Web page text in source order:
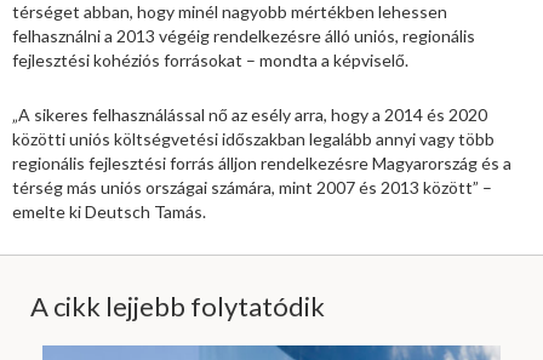
térséget abban, hogy minél nagyobb mértékben lehessen
felhasználni a 2013 végéig rendelkezésre álló uniós, regionális
fejlesztési kohéziós forrásokat – mondta a képviselő.
„A sikeres felhasználással nő az esély arra, hogy a 2014 és 2020
közötti uniós költségvetési időszakban legalább annyi vagy több
regionális fejlesztési forrás álljon rendelkezésre Magyarország és a
térség más uniós országai számára, mint 2007 és 2013 között” –
emelte ki Deutsch Tamás.
A cikk lejjebb folytatódik